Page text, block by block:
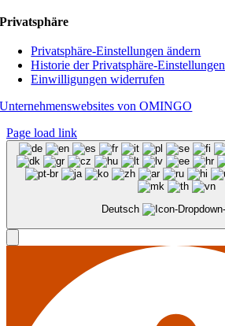
Privatsphäre
Privatsphäre-Einstellungen ändern
Historie der Privatsphäre-Einstellungen
Einwilligungen widerrufen
Unternehmenswebsites von OMINGO
Page load link
Deutsch